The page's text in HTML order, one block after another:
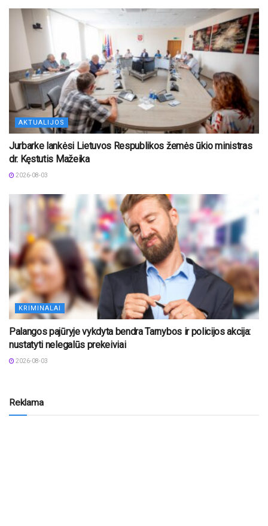
AKTUALIJOS
Jurbarke lankėsi Lietuvos Respublikos žemės ūkio ministras
dr. Kęstutis Mažeika
2026-08-03
KRIMINALAI
Palangos pajūryje vykdyta bendra Tarnybos ir policijos akcija:
nustatyti nelegalūs prekeiviai
2026-08-03
Reklama